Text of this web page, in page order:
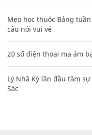
Mẹo học thuộc Bảng
câu nói vui vẻ
20 số điện thoại ma ám
Lý Nhã Kỳ lần đầu tâm
Sác